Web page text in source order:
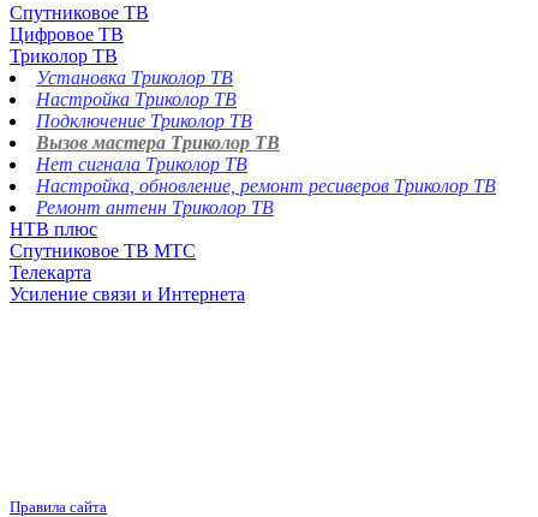
Спутниковое ТВ
Цифровое ТВ
Триколор ТВ
Установка Триколор ТВ
Настройка Триколор ТВ
Подключение Триколор ТВ
Вызов мастера Триколор ТВ
Нет сигнала Триколор ТВ
Настройка, обновление, ремонт ресиверов Триколор ТВ
Ремонт антенн Триколор ТВ
НТВ плюс
Спутниковое ТВ МТС
Телекарта
Усиление связи и Интернета
Правила сайта